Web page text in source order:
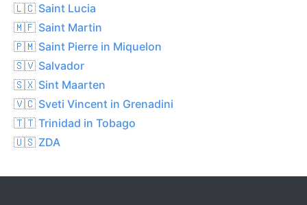
🇱🇨 Saint Lucia
🇲🇫 Saint Martin
🇵🇲 Saint Pierre in Miquelon
🇸🇻 Salvador
🇸🇽 Sint Maarten
🇻🇨 Sveti Vincent in Grenadini
🇹🇹 Trinidad in Tobago
🇺🇸 ZDA